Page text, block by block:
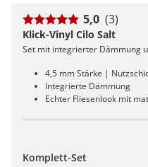
5,0 (3)
Klick-Vinyl Cilo Salt
Set mit integrierter Dämmung
4,5 mm Stärke |
Integrierte Dämmung
Echter Fliesenlook mit
Komplett-Set